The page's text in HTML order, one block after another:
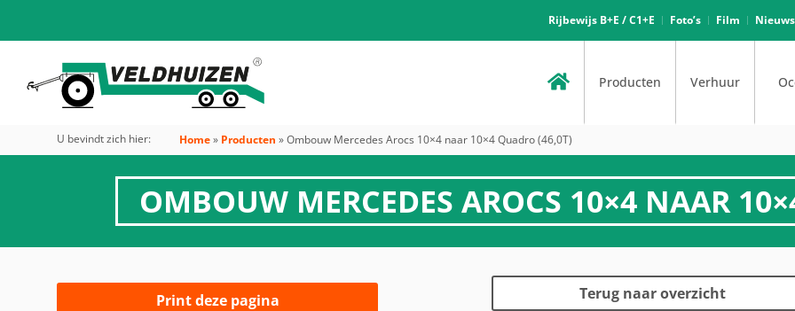
Rijbewijs B+E / C1+E Foto’s Film Nieuws
Producten Verhuur
U bevindt zich hier: Home» Producten »Ombouw Mercedes Arocs 10×4 naar 10×4 Quadro (46,0T)
OMBOUW MERCEDES AROCS 10×4 NAAR
Print deze pagina Terug naar overzicht